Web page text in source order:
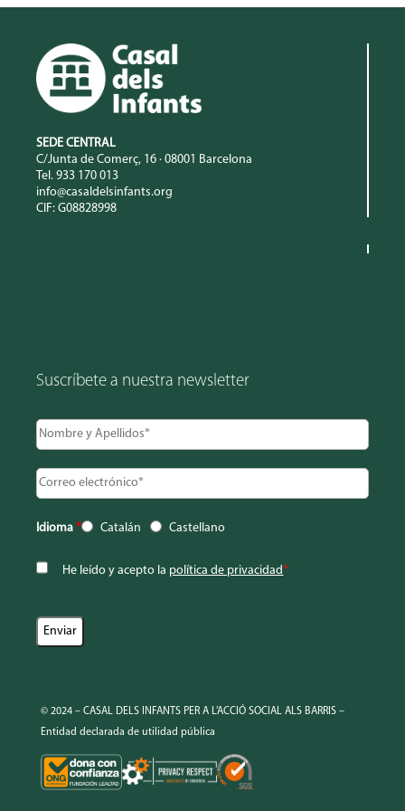
SEDE CENTRAL
C/Junta de Comerç, 16 · 08001 Barcelona
Tel. 933 170 013
info@casaldelsinfants.org
CIF: G08828998
Suscríbete a nuestra newsletter
Idioma * Catalán Castellano
He leído y acepto la política de privacidad*
© 2024 – CASAL DELS INFANTS PER A L’ACCIÓ SOCIAL ALS BARRIS –
Entidad declarada de utilidad pública